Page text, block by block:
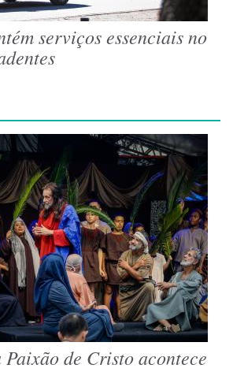
serviços essenciais no
Paixão de Cristo acontece